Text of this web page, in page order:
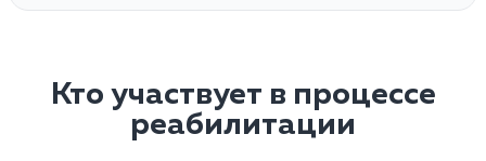
Кто участвует в процессе
реабилитации